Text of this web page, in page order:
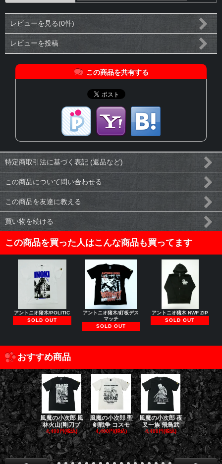
レビューを見る(0件)
レビューを投稿
この商品を共有する
特定商取引法に基づく表記 (返品など)
この商品について問い合わせる
この商品を友達に教える
買い物を続ける
この商品を買った人はこんな商品も買ってます
アントニオ猪木/POLITIC
SOLD OUT
アントニオ猪木/釘板デス
マッチ
SOLD OUT
アントニオ猪木 NWF ZIP
SOLD OUT
おすすめ商品
風魔の小次郎 風
林火山(剛刀ブ
4,400円(税込)
風魔の小次郎 聖
剣戦争 コスモ
4,400円(税込)
風魔の小次郎 夜
叉一族 飛鳥武
4,400円(税込)
風魔の小次
魔一族 竜
4,400円(税